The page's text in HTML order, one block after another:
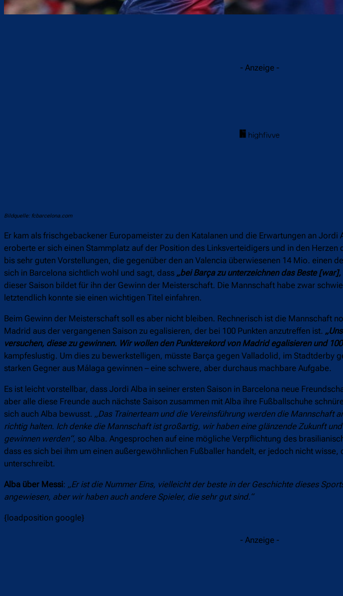
- Anzeige -
Bildquelle: fcbarcelona.com
Er kam als frischgebackener Europameister zu den Katalanen und die Erwartungen an
eroberte er sich einen Stammplatz auf der Position des Linksverteidigers und in den Herzen
bis sehr guten Vorstellungen, die gegenüber den an Valencia überwiesenen 14 Mio. einen
sich in Barcelona sichtlich wohl und sagt, dass „bei Barça zu unterzeichnen das Beste
dieser Saison bildet für ihn der Gewinn der Meisterschaft. Die Mannschaft habe zwar
letztendlich konnte sie einen wichtigen Titel einfahren.
Beim Gewinn der Meisterschaft soll es aber nicht bleiben. Rechnerisch ist die Mannschaft
Madrid aus der vergangenen Saison zu egalisieren, der bei 100 Punkten anzutreffen ist.
versuchen, diese zu gewinnen. Wir wollen den Punkterekord von Madrid egalisieren und
kampfeslustig. Um dies zu bewerkstelligen, müsste Barça gegen Valladolid, im Stadtderby
starken Gegner aus Málaga gewinnen – eine schwere, aber durchaus machbare Aufgabe.
Es ist leicht vorstellbar, dass Jordi Alba in seiner ersten Saison in Barcelona neue
aber alle diese Freunde auch nächste Saison zusammen mit Alba ihre Fußballschuhe
sich auch Alba bewusst. „Das Trainerteam und die Vereinsführung werden die Mannschaft
richtig halten. Ich denke die Mannschaft ist großartig, wir haben eine glänzende Zukunft
gewinnen werden“, so Alba. Angesprochen auf eine mögliche Verpflichtung des
dass es sich bei ihm um einen außergewöhnlichen Fußballer handelt, er jedoch nicht wisse,
unterschreibt.
Alba über Messi: „Er ist die Nummer Eins, vielleicht der beste in der Geschichte dieses
angewiesen, aber wir haben auch andere Spieler, die sehr gut sind.“
{loadposition google}
- Anzeige -